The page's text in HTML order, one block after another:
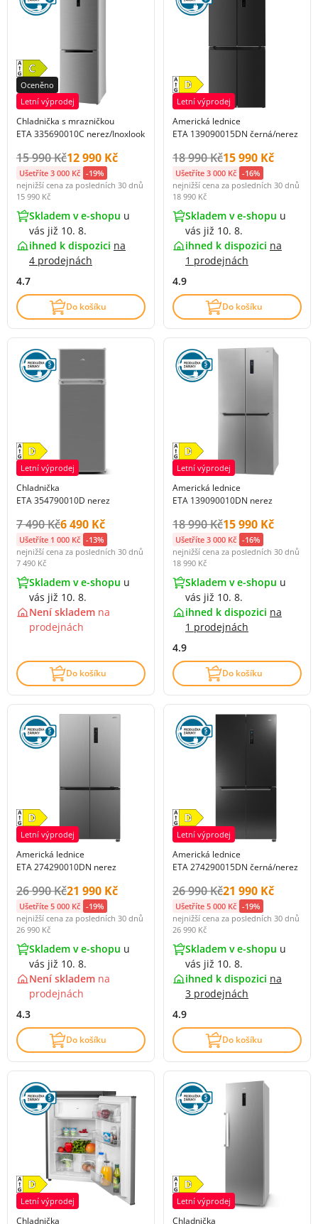
Oceněno
Letní výprodej
Chladnička s mrazničkou
ETA 335690010C nerez/Inoxlook
Původní cena s DPH:
15 990 KčCena s DPH:
12 990 Kč
Ušetříte 3 000 Kč -19%
nejnižší cena za posledních 30 dnů
15 990 Kč
Skladem v e-shopu u
vás již 10. 8.
ihned k dispozici na
4 prodejnách
4.7
Do košíku
Letní výprodej
Americká lednice
ETA 139090015DN černá/nerez
Původní cena s DPH:
18 990 KčCena s DPH:
15 990 Kč
Ušetříte 3 000 Kč -16%
nejnižší cena za posledních 30 dnů
18 990 Kč
Skladem v e-shopu u
vás již 10. 8.
ihned k dispozici na
1 prodejnách
4.9
Do košíku
Letní výprodej
Chladnička
ETA 354790010D nerez
Původní cena s DPH:
7 490 KčCena s DPH:
6 490 Kč
Ušetříte 1 000 Kč -13%
nejnižší cena za posledních 30 dnů
7 490 Kč
Skladem v e-shopu u
vás již 10. 8.
Není skladem na
prodejnách
Do košíku
Letní výprodej
Americká lednice
ETA 139090010DN nerez
Původní cena s DPH:
18 990 KčCena s DPH:
15 990 Kč
Ušetříte 3 000 Kč -16%
nejnižší cena za posledních 30 dnů
18 990 Kč
Skladem v e-shopu u
vás již 10. 8.
ihned k dispozici na
1 prodejnách
4.9
Do košíku
Letní výprodej
Americká lednice
ETA 274290010DN nerez
Původní cena s DPH:
26 990 KčCena s DPH:
21 990 Kč
Ušetříte 5 000 Kč -19%
nejnižší cena za posledních 30 dnů
26 990 Kč
Skladem v e-shopu u
vás již 10. 8.
Není skladem na
prodejnách
4.3
Do košíku
Letní výprodej
Americká lednice
ETA 274290015DN černá/nerez
Původní cena s DPH:
26 990 KčCena s DPH:
21 990 Kč
Ušetříte 5 000 Kč -19%
nejnižší cena za posledních 30 dnů
26 990 Kč
Skladem v e-shopu u
vás již 10. 8.
ihned k dispozici na
3 prodejnách
4.9
Do košíku
Letní výprodej
Chladnička
Letní výprodej
Chladnička